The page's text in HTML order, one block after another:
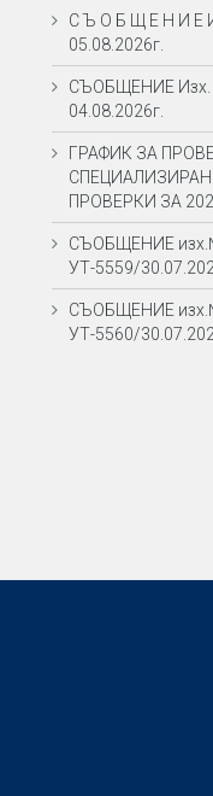
С Ъ О Б Щ Е Н И Е
05.08.2026г.
СЪОБЩЕНИЕ
04.08.2026г.
ГРАФИК ЗА
ПРОВЕРКИ ЗА
СЪОБЩЕНИЕ
УТ-5559/
СЪОБЩЕНИЕ
УТ-5560/